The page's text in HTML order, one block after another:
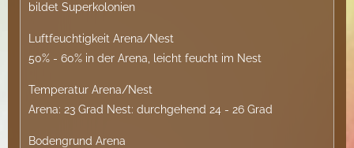
bildet Superkolonien
Luftfeuchtigkeit Arena/Nest
50% - 60% in der Arena, leicht feucht im Nest
Temperatur Arena/Nest
Arena: 23 Grad Nest: durchgehend 24 - 26 Grad
Bodengrund Arena